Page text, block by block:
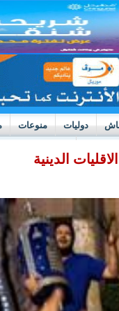
دوليات منوعات
الدينية